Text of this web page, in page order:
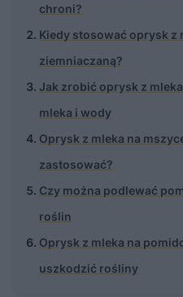
chroni?
Kiedy stosować oprysk z
ziemniaczaną?
Jak zrobić oprysk z
mleka i wody
Oprysk z mleka na
zastosować?
Czy można podlewać
roślin
Oprysk z mleka na
uszkodzić rośliny